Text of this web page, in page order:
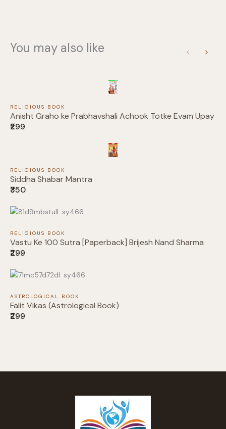
You may also like
PreviousNext
RELIGIOUS BOOK
Anisht Graho ke Prabhavshali Achook Totke Evam Upay
₹299
RELIGIOUS BOOK
Siddha Shabar Mantra
₹350
RELIGIOUS BOOK
Vastu Ke 100 Sutra [Paperback] Brijesh Nand Sharma
₹299
ASTROLOGICAL BOOK
Falit Vikas (Astrological Book)
₹299
We are processing it and it will appear on the